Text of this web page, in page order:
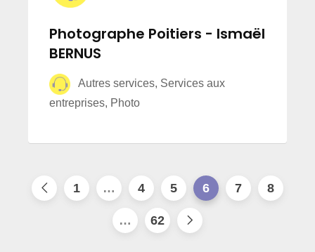
Photographe Poitiers - Ismaël
BERNUS
Autres services, Services aux
entreprises, Photo
1 … 4 5 6 7 8
… 62